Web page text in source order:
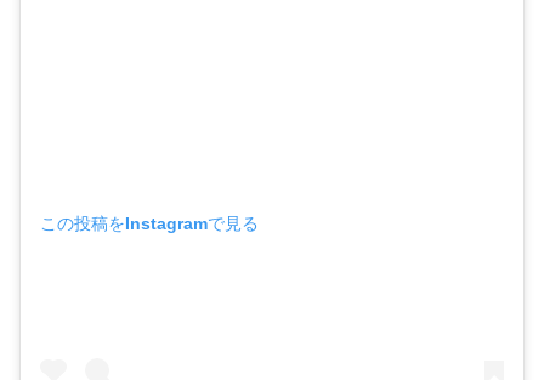
この投稿をInstagramで見る